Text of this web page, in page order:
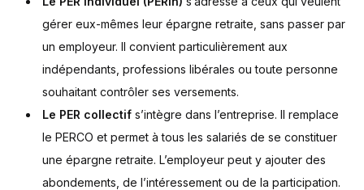
gérer eux-mêmes leur épargne retraite, sans passer par
un employeur. Il convient particulièrement aux
indépendants, professions libérales ou toute personne
souhaitant contrôler ses versements.
Le PER collectif s’intègre dans l’entreprise. Il remplace
le PERCO et permet à tous les salariés de se constituer
une épargne retraite. L’employeur peut y ajouter des
abondements, de l’intéressement ou de la participation.